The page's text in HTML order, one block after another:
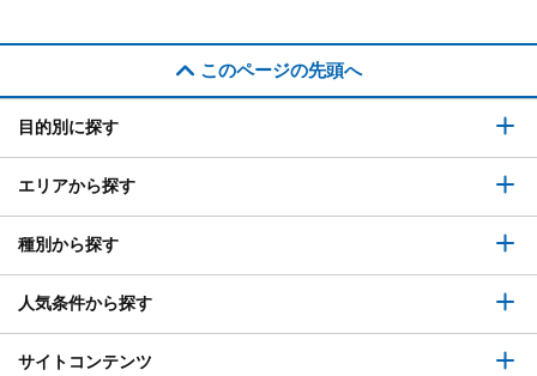
このページの先頭へ
目的別に探す
エリアから探す
種別から探す
人気条件から探す
サイトコンテンツ